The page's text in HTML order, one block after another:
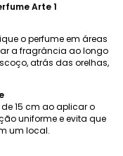
Arte 1
o perfume em áreas
a fragrância ao longo
atrás das orelhas,
15 cm ao aplicar o
uniforme e evita que
um local.